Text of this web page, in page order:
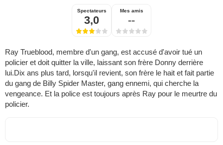
Spectateurs
3,0
Mes amis
--
Ray Trueblood, membre d'un gang, est accusé d'avoir tué un
policier et doit quitter la ville, laissant son frère Donny derrière
lui.Dix ans plus tard, lorsqu'il revient, son frère le hait et fait partie
du gang de Billy Spider Master, gang ennemi, qui cherche la
vengeance. Et la police est toujours après Ray pour le meurtre du
policier.